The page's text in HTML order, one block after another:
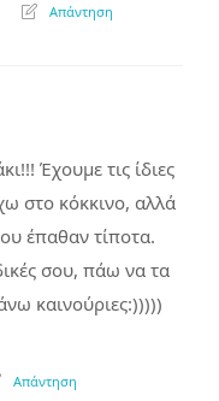
Απάντηση
Έχουμε τις ίδιες
στο κόκκινο, αλλά
έπαθαν τίποτα.
σου, πάω να τα
καινούριες:)))))
Απάντηση